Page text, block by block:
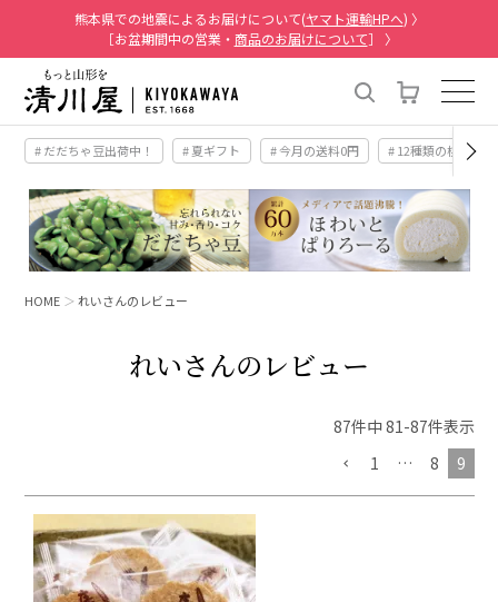
熊本県での地震によるお届けについて(ヤマト運輸HPへ) 〉
［お盆期間中の営業・ 商品のお届けについて］ 〉
# だだちゃ豆出荷中！ # 夏ギフト # 今月の送料0円 # 12種類の桃
HOME れいさんのレビュー
れいさんのレビュー
87件中81 -87件表示
1
… 8 9